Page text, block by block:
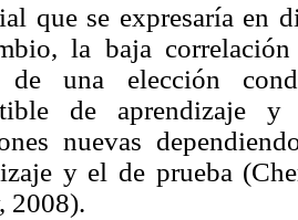
que se expresaría en
la baja
de una elección
de aprendizaje
nuevas
y el de prueba
2008).